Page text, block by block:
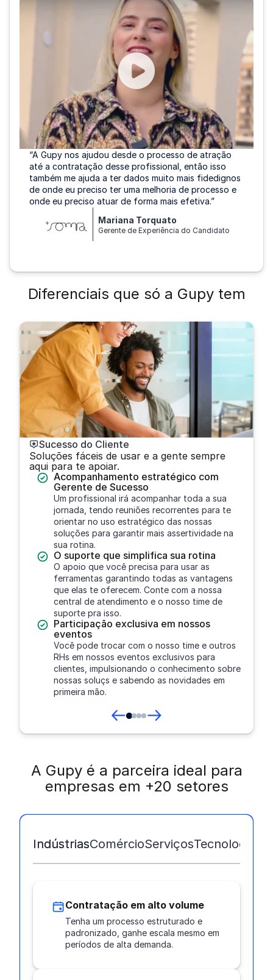
“A Gupy nos ajudou desde o processo de atração
até a contratação desse profissional, então isso
também me ajuda a ter dados muito mais fidedignos
de onde eu preciso ter uma melhoria de processo e
onde eu preciso atuar de forma mais efetiva.”
Mariana Torquato
Gerente de Experiência do Candidato
Diferenciais que só a Gupy tem
Sucesso do Cliente
Soluções fáceis de usar e a gente sempre
aqui para te apoiar.
Acompanhamento estratégico com
Gerente de Sucesso
Um profissional irá acompanhar toda a sua
jornada, tendo reuniões recorrentes para te
orientar no uso estratégico das nossas
soluções para garantir mais assertividade na
sua rotina.
O suporte que simplifica sua rotina
O apoio que você precisa para usar as
ferramentas garantindo todas as vantagens
que elas te oferecem. Conte com a nossa
central de atendimento e o nosso time de
suporte pra isso.
Participação exclusiva em nossos
eventos
Você pode trocar com o nosso time e outros
RHs em nossos eventos exclusivos para
clientes, impulsionando o conhecimento sobre
nossas soluçs e sabendo as novidades em
primeira mão.
A Gupy é a parceira ideal para
empresas em +20 setores
IndústriasComércioServiçosTecnologia
Contratação em alto volume
Tenha um processo estruturado e
padronizado, ganhe escala mesmo em
períodos de alta demanda.